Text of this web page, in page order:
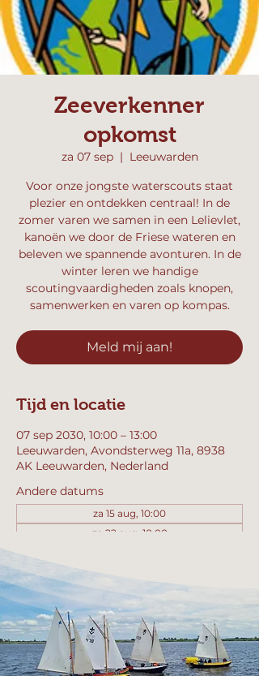
Zeeverkenner
opkomst
za 07 sep
  |
Leeuwarden
Voor onze jongste waterscouts staat
plezier en ontdekken centraal! In de
zomer varen we samen in een Lelievlet,
kanoën we door de Friese wateren en
beleven we spannende avonturen. In de
winter leren we handige
scoutingvaardigheden zoals knopen,
samenwerken en varen op kompas.
Meld mij aan!
Tijd en locatie
07 sep 2030, 10:00 – 13:00
Leeuwarden, Avondsterweg 11a, 8938
AK Leeuwarden, Nederland
Andere datums
za 15 aug, 10:00
za 22 aug, 10:00
Bekijk alle 357 datums
Meld mij aan!